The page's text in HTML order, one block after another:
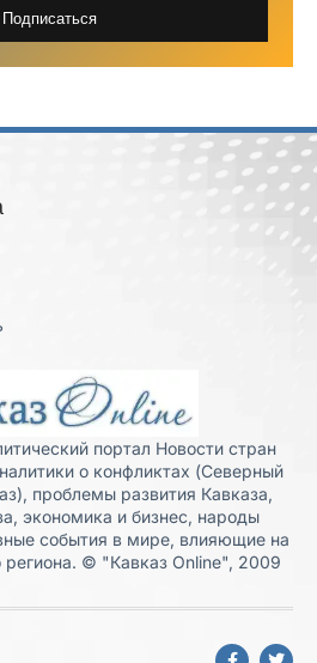
Подписаться
портал Новости стран
о конфликтах (Северный
проблемы развития Кавказа,
экономика и бизнес, народы
события в мире, влияющие на
региона. © "Кавказ Online", 2009